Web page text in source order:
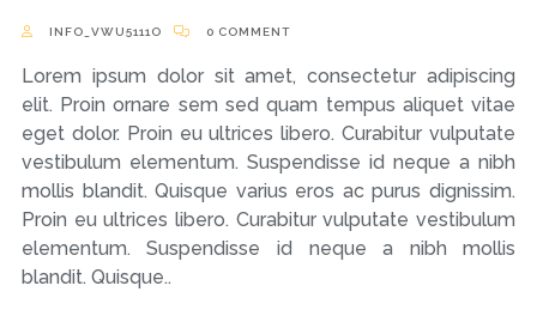
INFO_VWU5111O 0 COMMENT
Lorem ipsum dolor sit amet, consectetur adipiscing
elit. Proin ornare sem sed quam tempus aliquet vitae
eget dolor. Proin eu ultrices libero. Curabitur vulputate
vestibulum elementum. Suspendisse id neque a nibh
mollis blandit. Quisque varius eros ac purus dignissim.
Proin eu ultrices libero. Curabitur vulputate vestibulum
elementum. Suspendisse id neque a nibh mollis
blandit. Quisque..